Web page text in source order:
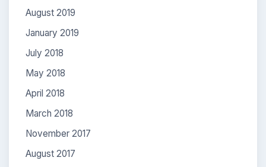
August 2019
January 2019
July 2018
May 2018
April 2018
March 2018
November 2017
August 2017